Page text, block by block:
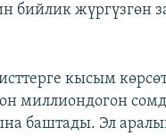
бийлик жүргүзгөн
кысым
миллиондогон
баштады. Эл